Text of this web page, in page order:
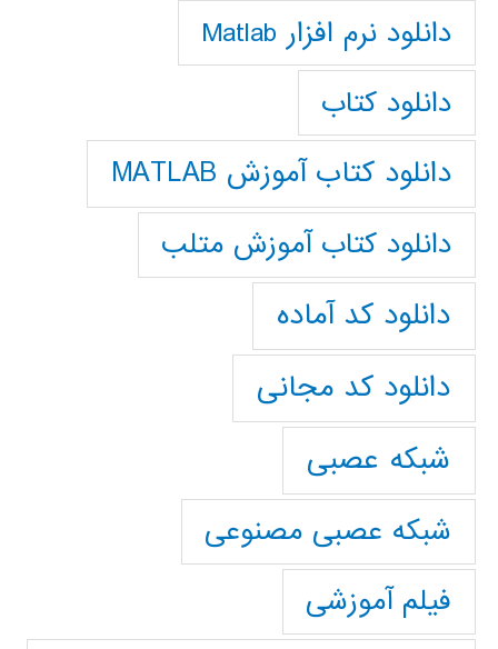
دانلود نرم افزار Matlab
دانلود کتاب
دانلود کتاب آموزش MATLAB
دانلود کتاب آموزش متلب
دانلود کد آماده
دانلود کد مجانی
شبکه عصبی
شبکه عصبی مصنوعی
فیلم آموزشی